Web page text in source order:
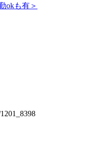
okも有＞